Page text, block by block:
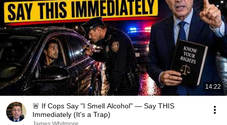
14:22
🚨 If Cops Say "I Smell Alcohol" — Say THIS
Immediately (It's a Trap)